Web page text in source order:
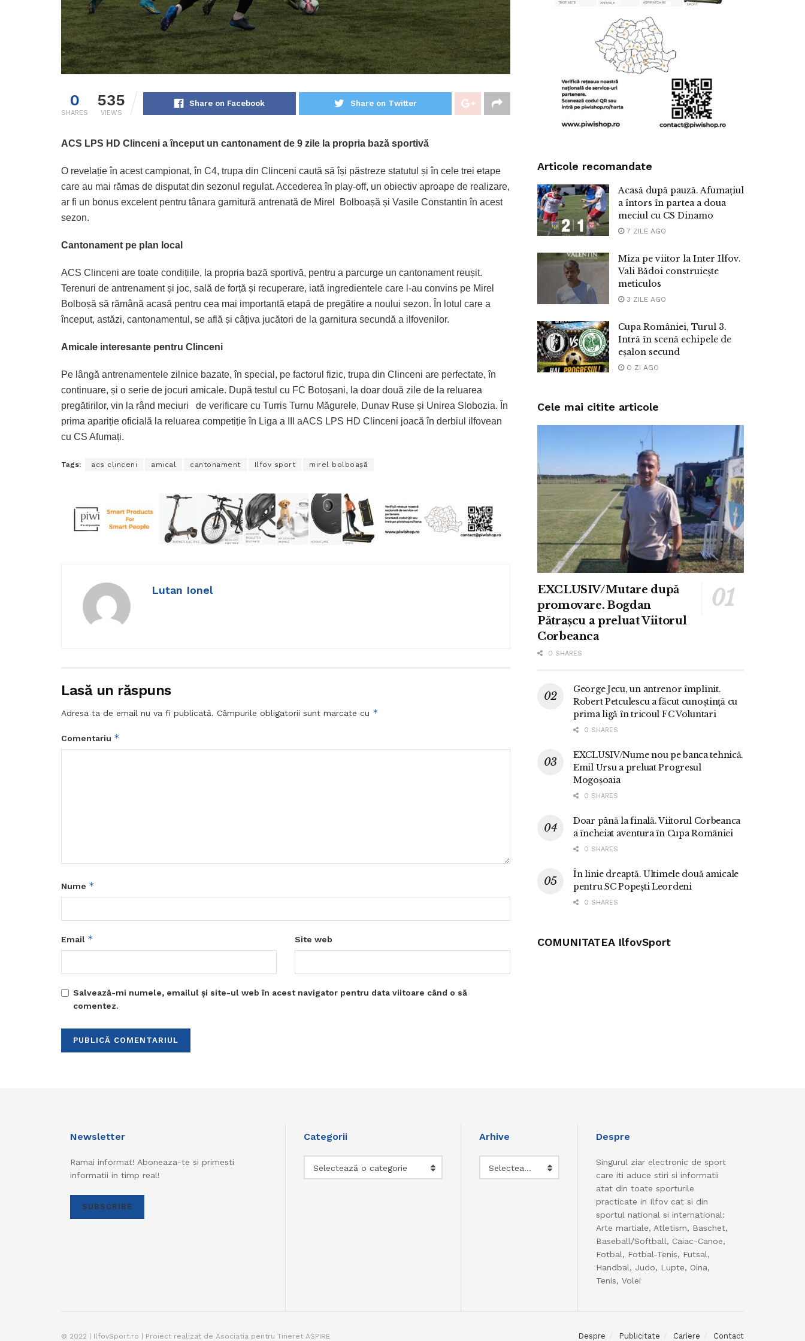
0
SHARES
535
VIEWS
Share on Facebook Share on Twitter
ACS LPS HD Clinceni a început un cantonament de 9 zile la propria bază sportivă
O revelație în acest campionat, în C4, trupa din Clinceni caută să își păstreze statutul și în cele trei etape
care au mai rămas de disputat din sezonul regulat. Accederea în play-off, un obiectiv aproape de realizare,
ar fi un bonus excelent pentru tânara garnitură antrenată de Mirel Bolboașă și Vasile Constantin în acest
sezon.
Cantonament pe plan local
ACS Clinceni are toate condițiile, la propria bază sportivă, pentru a parcurge un cantonament reușit.
Terenuri de antrenament și joc, sală de forță și recuperare, iată ingredientele care l-au convins pe Mirel
Bolboșă să rămână acasă pentru cea mai importantă etapă de pregătire a noului sezon. În lotul care a
început, astăzi, cantonamentul, se află și câțiva jucători de la garnitura secundă a ilfovenilor.
Amicale interesante pentru Clinceni
Pe lângă antrenamentele zilnice bazate, în special, pe factorul fizic, trupa din Clinceni are perfectate, în
continuare, și o serie de jocuri amicale. După testul cu FC Botoșani, la doar două zile de la reluarea
pregătirilor, vin la rând meciuri de verificare cu Turris Turnu Măgurele, Dunav Ruse și Unirea Slobozia. În
prima apariție oficială la reluarea competiție în Liga a III aACS LPS HD Clinceni joacă în derbiul ilfovean
cu CS Afumați.
Tags: acs clinceni amical cantonament Ilfov sport mirel bolboașă
Lutan Ionel
Lasă un răspuns
Adresa ta de email nu va fi publicată. Câmpurile obligatorii sunt marcate cu *
Comentariu *
Nume *
Email * Site web
Salvează-mi numele, emailul și site-ul web în acest navigator pentru data viitoare când o să
comentez.
Articole recomandate
Acasă după pauză. Afumațiul
a întors în partea a doua
meciul cu CS Dinamo
7 ZILE AGO
Miza pe viitor la Inter Ilfov.
Vali Bădoi construiește
meticulos
3 ZILE AGO
Cupa României, Turul 3.
Intră în scenă echipele de
eșalon secund
O ZI AGO
Cele mai citite articole
EXCLUSIV/Mutare după
promovare. Bogdan
Pătrașcu a preluat Viitorul
Corbeanca
0 SHARES
George Jecu, un antrenor împlinit.
Robert Petculescu a făcut cunoștință cu
prima ligă în tricoul FC Voluntari
0 SHARES
EXCLUSIV/Nume nou pe banca tehnică.
Emil Ursu a preluat Progresul
Mogoșoaia
0 SHARES
Doar până la finală. Viitorul Corbeanca
a încheiat aventura în Cupa României
0 SHARES
În linie dreaptă. Ultimele două amicale
pentru SC Popești Leordeni
0 SHARES
COMUNITATEA IlfovSport
Newsletter
Ramai informat! Aboneaza-te si primesti
informatii in timp real!
SUBSCRIBE
Categorii
Selectează o categorie
Arhive
Selectează luna
Despre
Singurul ziar electronic de sport
care iti aduce stiri si informatii
atat din toate sporturile
practicate in Ilfov cat si din
sportul national si international:
Arte martiale, Atletism, Baschet,
Baseball/Softball, Caiac-Canoe,
Fotbal, Fotbal-Tenis, Futsal,
Handbal, Judo, Lupte, Oina,
Tenis, Volei
Despre Publicitate Cariere Contact
© 2022 | IlfovSport.ro | Proiect realizat de Asociatia pentru Tineret ASPIRE